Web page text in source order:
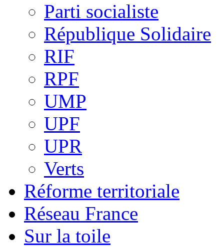
Parti socialiste
République Solidaire
RIF
RPF
UMP
UPF
UPR
Verts
Réforme territoriale
Réseau France
Sur la toile